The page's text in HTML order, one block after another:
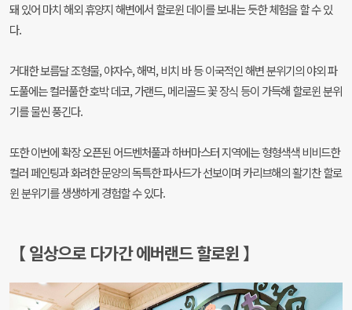
돼 있어 마치 해외 휴양지 해변에서 할로윈 데이를 보내는 듯한 체험을 할 수 있
다.
거대한 보름달 조형물, 야자수, 해먹, 비치 바 등 이국적인 해변 분위기의 야외 파
도풀에는 컬러풀한 호박 데코, 가랜드, 메리골드 꽃 장식 등이 가득해 할로윈 분위
기를 물씬 풍긴다.
또한 이번에 확장 오픈된 어드벤처풀과 하버마스터 지역에는 형형색색 비비드한
컬러 페인팅과 화려한 문양의 독특한 파사드가 선보이며 카리브해의 활기찬 할로
윈 분위기를 생생하게 경험할 수 있다.
【 일상으로 다가간 에버랜드 할로윈 】